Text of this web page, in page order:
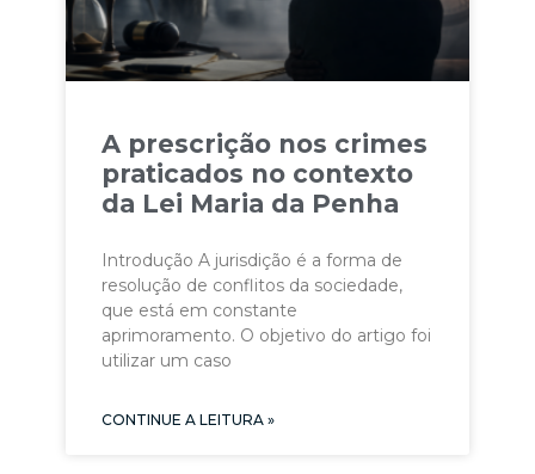
A prescrição nos crimes
praticados no contexto
da Lei Maria da Penha
Introdução A jurisdição é a forma de
resolução de conflitos da sociedade,
que está em constante
aprimoramento. O objetivo do artigo foi
utilizar um caso
CONTINUE A LEITURA »